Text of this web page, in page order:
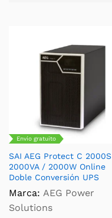
Envío gratuito
SAI AEG Protect C 2000S
2000VA / 2000W Online
Doble Conversión UPS
Marca: AEG Power
Solutions